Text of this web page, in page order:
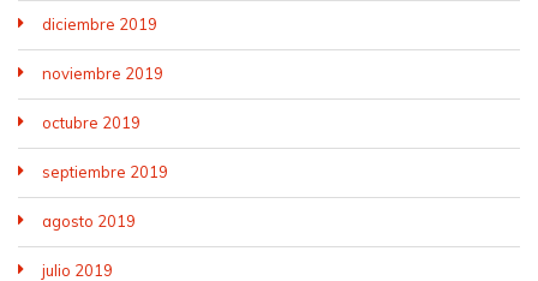
diciembre 2019
noviembre 2019
octubre 2019
septiembre 2019
agosto 2019
julio 2019